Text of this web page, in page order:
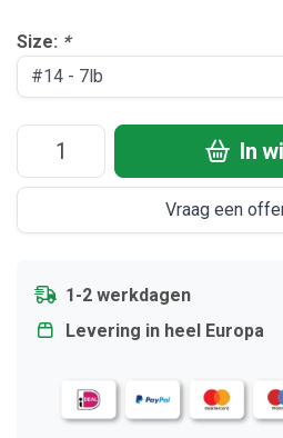
Size: *
In
Vraag een
1-2 werkdagen
Levering in heel Europa